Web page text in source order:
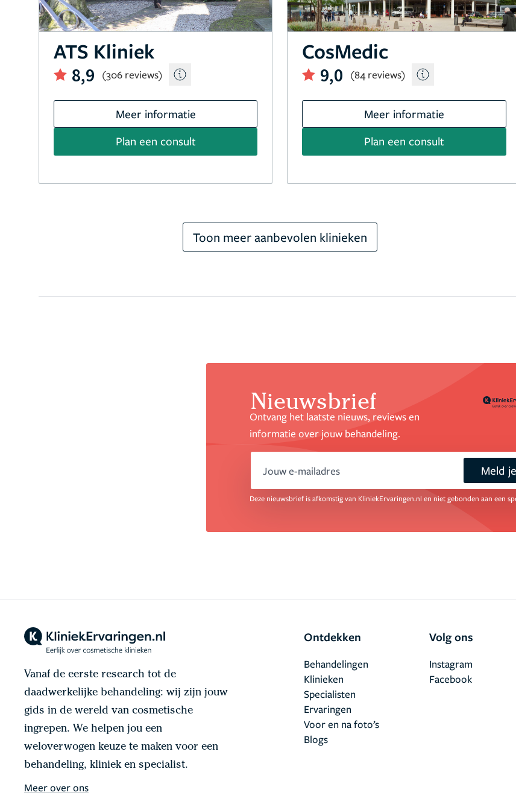
ATS Kliniek
8,9 (306 reviews)
Meer informatie
Plan een consult
CosMedic
9,0 (84 reviews)
Meer informatie
Plan een consult
Toon meer aanbevolen klinieken
Nieuwsbrief
Ontvang het laatste nieuws, reviews en
informatie over jouw behandeling.
email Meld
Deze nieuwsbrief is afkomstig van KliniekErvaringen.nl en niet gebonden aan een
Vanaf de eerste research tot de
daadwerkelijke behandeling: wij zijn jouw
gids in de wereld van cosmetische
ingrepen. We helpen jou een
weloverwogen keuze te maken voor een
behandeling, kliniek en specialist.
Meer over ons
Ontdekken
Behandelingen
Klinieken
Specialisten
Ervaringen
Voor en na foto’s
Blogs
Volg ons
Facebook
Instagram